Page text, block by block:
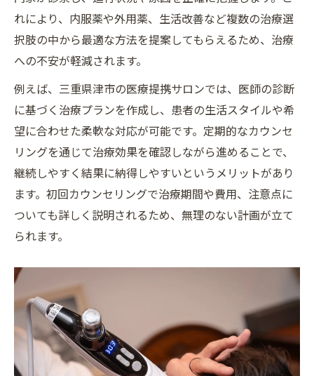
れにより、内服薬や外用薬、生活改善など複数の治療選
択肢の中から最適な方法を提案してもらえるため、治療
への不安が軽減されます。
例えば、三重県津市の医療提携サロンでは、医師の診断
に基づく治療プランを作成し、患者の生活スタイルや希
望に合わせた柔軟な対応が可能です。定期的なカウンセ
リングを通じて治療効果を確認しながら進めることで、
継続しやすく結果に納得しやすいというメリットがあり
ます。初回カウンセリングで治療期間や費用、注意点に
ついても詳しく説明されるため、無理のない計画が立て
られます。